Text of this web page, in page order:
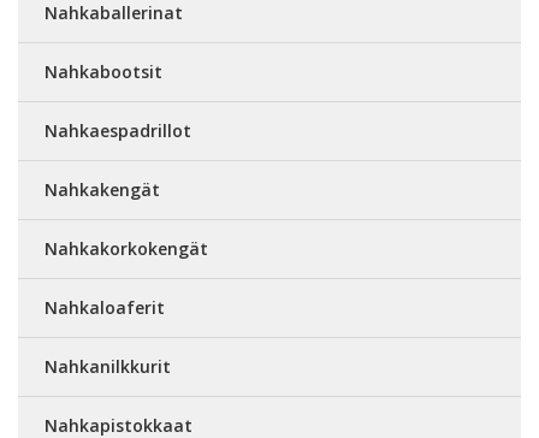
Nahkaballerinat
Nahkabootsit
Nahkaespadrillot
Nahkakengät
Nahkakorkokengät
Nahkaloaferit
Nahkanilkkurit
Nahkapistokkaat